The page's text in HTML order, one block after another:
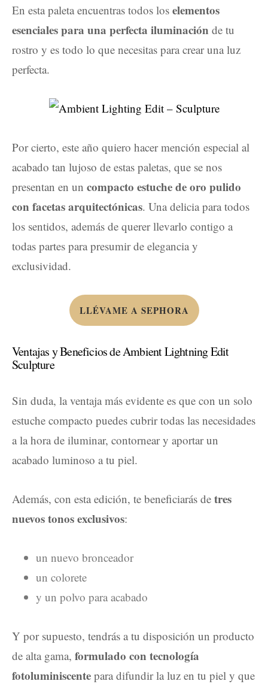
En esta paleta encuentras todos los elementos
esenciales para una perfecta iluminación de tu
rostro y es todo lo que necesitas para crear una luz
perfecta.
Por cierto, este año quiero hacer mención especial al
acabado tan lujoso de estas paletas, que se nos
presentan en un compacto estuche de oro pulido
con facetas arquitectónicas. Una delicia para todos
los sentidos, además de querer llevarlo contigo a
todas partes para presumir de elegancia y
exclusividad.
LLÉVAME A SEPHORA
Ventajas y Beneficios de Ambient Lightning Edit
Sculpture
Sin duda, la ventaja más evidente es que con un solo
estuche compacto puedes cubrir todas las necesidades
a la hora de iluminar, contornear y aportar un
acabado luminoso a tu piel.
Además, con esta edición, te beneficiarás de tres
nuevos tonos exclusivos:
un nuevo bronceador
un colorete
y un polvo para acabado
Y por supuesto, tendrás a tu disposición un producto
de alta gama, formulado con tecnología
fotoluminiscente para difundir la luz en tu piel y que